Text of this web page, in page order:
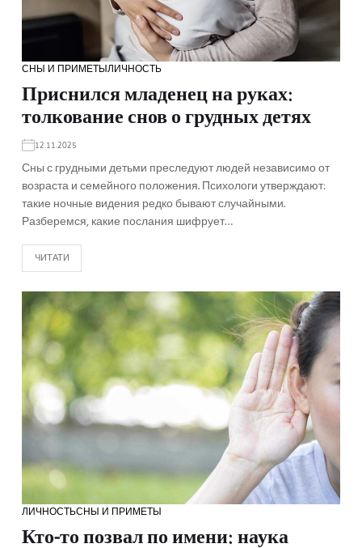
СНЫ И ПРИМЕТЫ ЛИЧНОСТЬ
Приснился младенец на руках:
толкование снов о грудных детях
12.11.2025
Сны с грудными детьми преследуют людей независимо от
возраста и семейного положения. Психологи утверждают:
такие ночные видения редко бывают случайными.
Разберемся, какие послания шифрует…
ЧИТАТИ
ЛИЧНОСТЬСНЫ И ПРИМЕТЫ
Кто-то позвал по имени: наука